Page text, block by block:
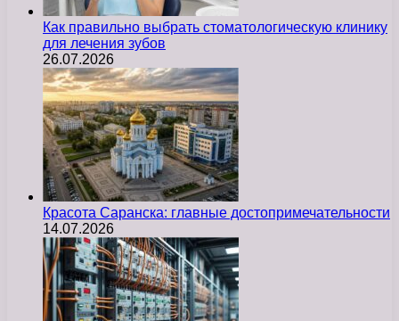
Как правильно выбрать стоматологическую клинику
для лечения зубов
26.07.2026
Красота Саранска: главные достопримечательности
14.07.2026